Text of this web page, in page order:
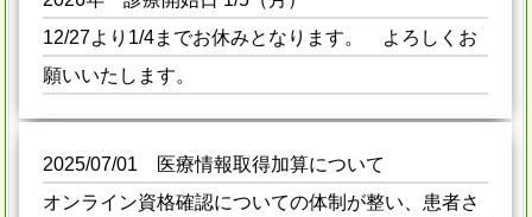
12/27より1/4までお休みとなります。 よろしくお
願いいたします。
2025/07/01 医療情報取得加算について
オンライン資格確認についての体制が整い、患者さ